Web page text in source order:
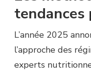
tendances
L’année 2025
l’approche des
experts